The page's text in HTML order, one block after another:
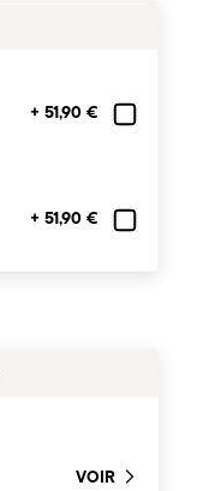
+ 51,90 €
+ 51,90 €
VOIR